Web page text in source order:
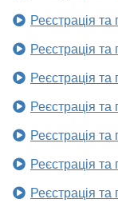
Реєстрація
Реєстрація
Реєстрація
Реєстрація
Реєстрація
Реєстрація
Реєстрація